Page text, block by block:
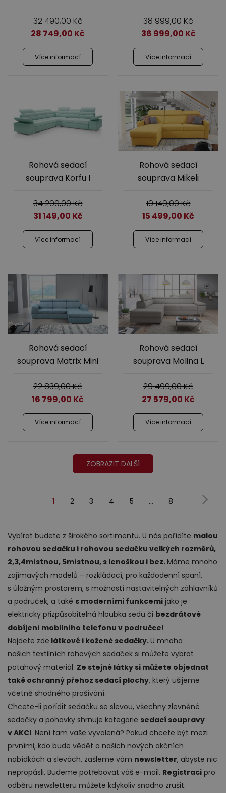
32 490,00Kč
28 749,00 Kč
Více informací
38 999,00Kč
36 999,00 Kč
Více informací
Rohová sedací
souprava Korfu I
34 299,00Kč
31 149,00 Kč
Více informací
Rohová sedací
souprava Mikeli
19 149,00Kč
15 499,00 Kč
Více informací
Rohová sedací
souprava Matrix Mini
22 839,00Kč
16 799,00 Kč
Více informací
Rohová sedací
souprava Molina L
29 499,00Kč
27 579,00 Kč
Více informací
ZOBRAZIT DALŠÍ
1
dárek)
2 3 4 5 … 8
Vybírat budete z širokého sortimentu. U nás pořídíte malou
rohovou sedačku i rohovou sedačku velkých rozměrů,
2,3,4místnou, 5místnou, s lenoškou i bez.Máme mnoho
zajímavých modelů – rozkládací, pro každodenní spaní,
s úložným prostorem, s možností nastavitelných záhlavníků
a područek, a také s moderními funkcemi jako je
elektricky přizpůsobitelná hloubka sedu či bezdrátové
dobíjení mobilního telefonu v područce!
Najdete zde látkové i kožené sedačky.U mnoha
našich textilních rohových sedaček si můžete vybrat
potahový materiál. Ze stejné látky si můžete objednat
také ochranný přehoz sedací plochy, který ušijeme
včetně shodného prošívání.
Chcete-li pořídit sedačku se slevou, všechny zlevněné
sedačky a pohovky shrnuje kategorie sedací soupravy
v AKCI. Není tam vaše vyvolená? Pokud chcete být mezi
prvními, kdo bude vědět o našich nových akčních
nabídkách a slevách, zašleme vám newsletter, abyste nic
nepropásli. Budeme potřebovat váš e-mail. Registraci pro
odběru newsletteru můžete kdykoliv snadno zrušit.